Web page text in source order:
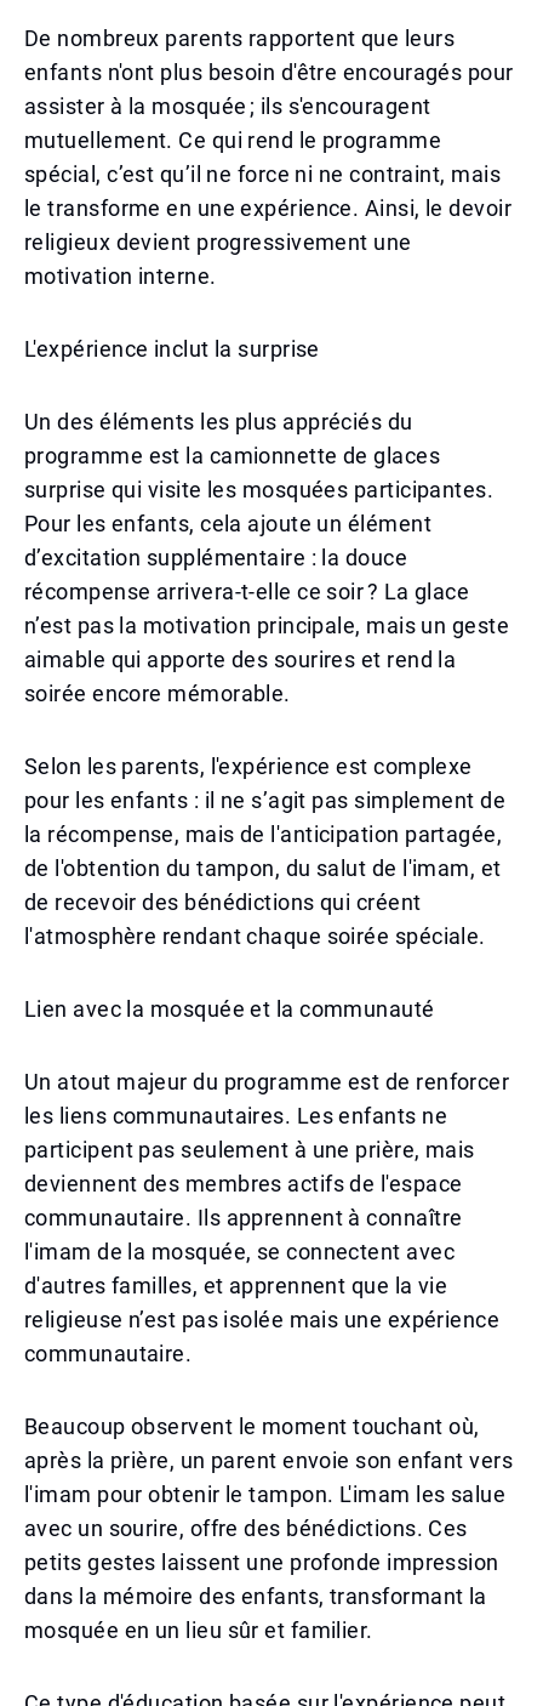
De nombreux parents rapportent que leurs
enfants n'ont plus besoin d'être encouragés pour
assister à la mosquée ; ils s'encouragent
mutuellement. Ce qui rend le programme
spécial, c’est qu’il ne force ni ne contraint, mais
le transforme en une expérience. Ainsi, le devoir
religieux devient progressivement une
motivation interne.
L'expérience inclut la surprise
Un des éléments les plus appréciés du
programme est la camionnette de glaces
surprise qui visite les mosquées participantes.
Pour les enfants, cela ajoute un élément
d’excitation supplémentaire : la douce
récompense arrivera-t-elle ce soir ? La glace
n’est pas la motivation principale, mais un geste
aimable qui apporte des sourires et rend la
soirée encore mémorable.
Selon les parents, l'expérience est complexe
pour les enfants : il ne s’agit pas simplement de
la récompense, mais de l'anticipation partagée,
de l'obtention du tampon, du salut de l'imam, et
de recevoir des bénédictions qui créent
l'atmosphère rendant chaque soirée spéciale.
Lien avec la mosquée et la communauté
Un atout majeur du programme est de renforcer
les liens communautaires. Les enfants ne
participent pas seulement à une prière, mais
deviennent des membres actifs de l'espace
communautaire. Ils apprennent à connaître
l'imam de la mosquée, se connectent avec
d'autres familles, et apprennent que la vie
religieuse n’est pas isolée mais une expérience
communautaire.
Beaucoup observent le moment touchant où,
après la prière, un parent envoie son enfant vers
l'imam pour obtenir le tampon. L'imam les salue
avec un sourire, offre des bénédictions. Ces
petits gestes laissent une profonde impression
dans la mémoire des enfants, transformant la
mosquée en un lieu sûr et familier.